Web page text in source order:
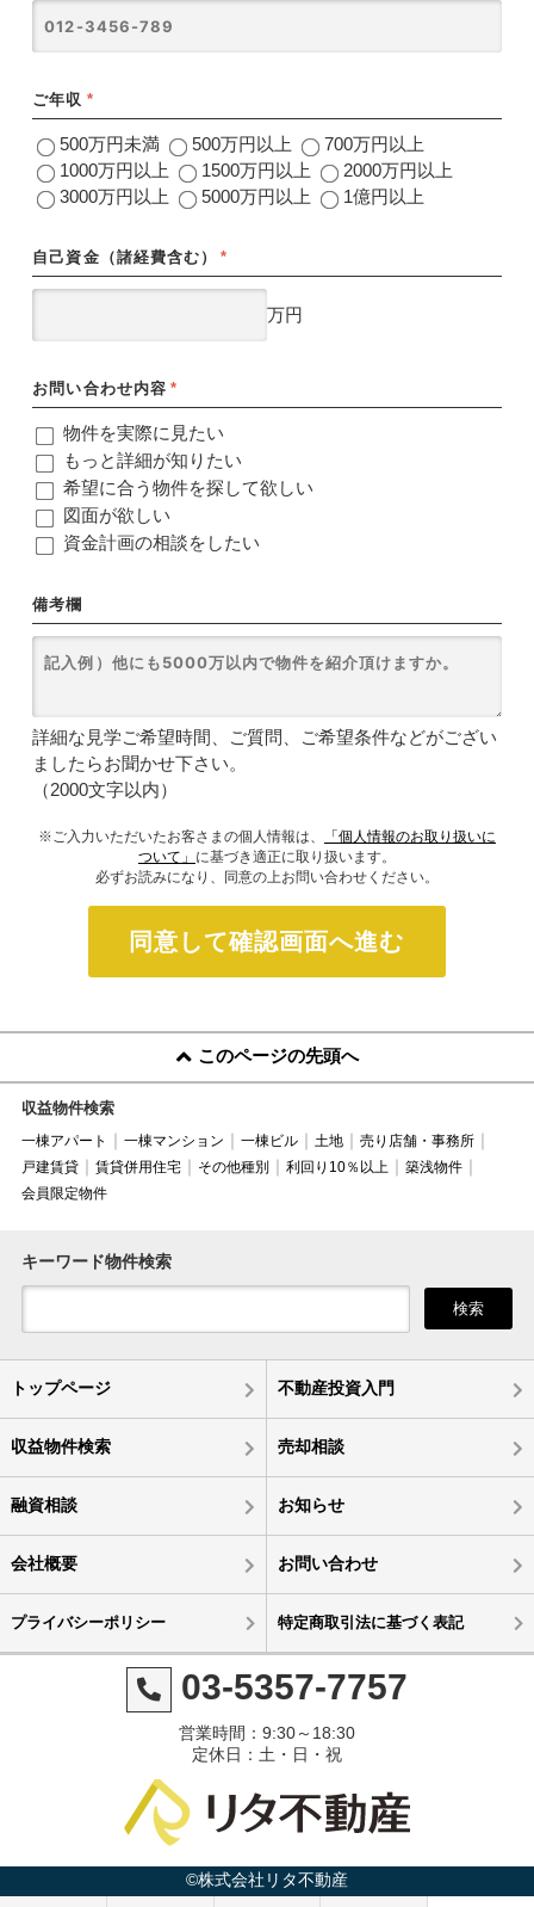
ご年収 *
500万円未満 500万円以上
700万円以上
1000万円以上
1500万円以上
2000万円以上
3000万円以上
5000万円以上 1億円以上
自己資金（諸経費含む） *
万円
お問い合わせ内容 *
物件を実際に見たい
もっと詳細が知りたい
希望に合う物件を探して欲しい
図面が欲しい
資金計画の相談をしたい
備考欄
詳細な見学ご希望時間、ご質問、ご希望条件などがござい
ましたらお聞かせ下さい。
（2000文字以内）
※ご入力いただいたお客さまの個人情報は、
「個人情報のお取り扱いに
ついて」 に基づき適正に取り扱います。
必ずお読みになり、同意の上お問い合わせください。
同意して確認画面へ進む
このページの先頭へ
収益物件検索
一棟アパート 一棟マンション 一棟ビル 土地
売り店舗・事務所
戸建賃貸
賃貸併用住宅 その他種別 利回り10％以上
築浅物件
会員限定物件
キーワード物件検索
検索
トップページ 不動産投資入門
収益物件検索 売却相談
融資相談 お知らせ
会社概要 お問い合わせ
プライバシーポリシー 特定商取引法に基づく表記
03-5357-7757
営業時間：9:30～18:30
定休日：土・日・祝
©株式会社リタ不動産